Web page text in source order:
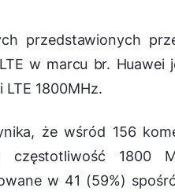
przedstawionych
w marcu br.
1800MHz.
że wśród 156
częstotliwość 1800
w 41 (59%)